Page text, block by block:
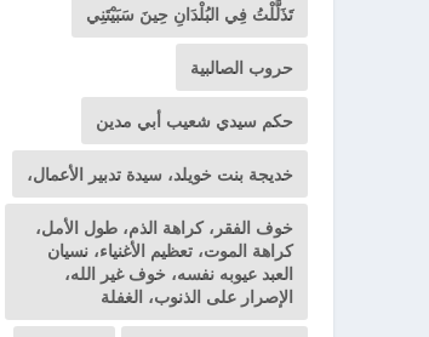
تَذَلَّلْتُ فِي البُلْدَانِ حِينَ سَبَيْتَنِي
حروب الصالبية
حكم سيدي شعيب أبي مدين
خديجة بنت خويلد، سيدة تدبير الأعمال،
خوف الفقر، كراهة الذم، طول الأمل،
كراهة الموت، تعظيم الأغنياء، نسيان
العبد عيوبه نفسه، خوف غير الله،
الإصرار على الذنوب، الغفلة